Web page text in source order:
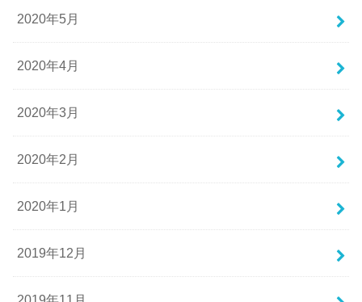
2020年5月
2020年4月
2020年3月
2020年2月
2020年1月
2019年12月